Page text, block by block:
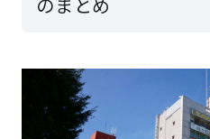
のまとめ